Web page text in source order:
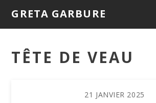
GRETA GARBURE
TÊTE DE VEAU
21 JANVIER 2025